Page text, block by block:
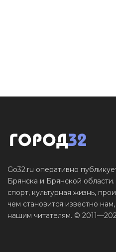
Go32.ru оперативно
Брянска и Брянской
спорт, культурная жизнь,
чем становится известно
нашим читателям. ©